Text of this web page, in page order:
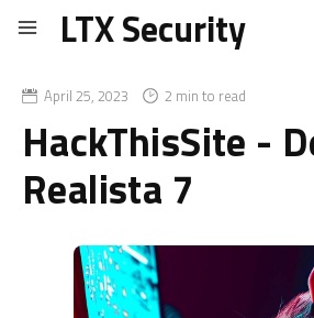
LTX Security
April 25, 2023 2 min to read
HackThisSite -
Realista 7